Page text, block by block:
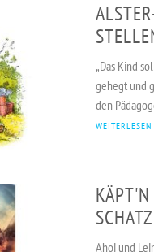
„Das Kind
gehegt und
den
WEITERLESEN
Ahoi und